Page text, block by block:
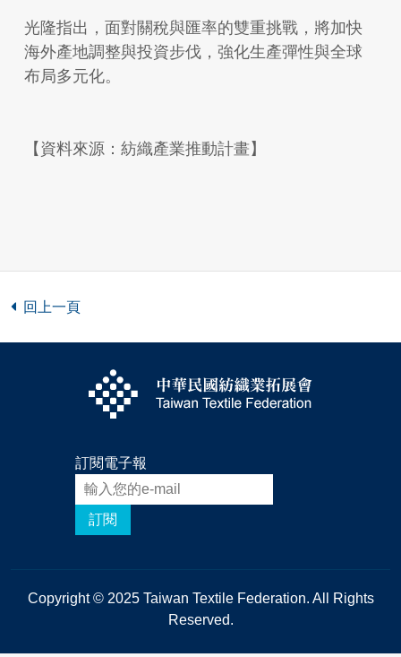
光隆指出，面對關稅與匯率的雙重挑戰，將加快
海外產地調整與投資步伐，強化生產彈性與全球
布局多元化。
【資料來源：紡織產業推動計畫】
回上一頁
訂閱電子報
訂閱
Copyright © 2025 Taiwan Textile Federation. All Rights
Reserved.